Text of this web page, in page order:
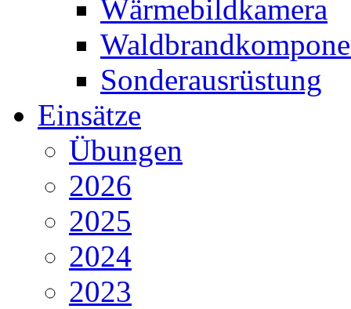
Wärmebildkamera
Sonderausrüstung
Einsätze
Übungen
2026
2025
2024
2023